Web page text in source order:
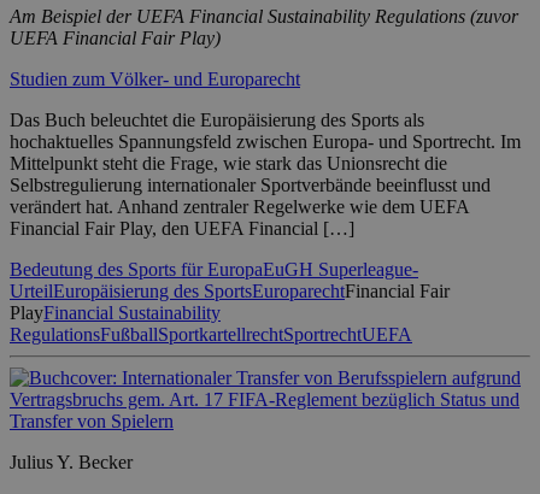
Am Beispiel der UEFA Financial Sustainability Regulations (zuvor
UEFA Financial Fair Play)
Studien zum Völker- und Europarecht
Das Buch beleuchtet die Europäisierung des Sports als
hochaktuelles Spannungsfeld zwischen Europa- und Sportrecht. Im
Mittelpunkt steht die Frage, wie stark das Unionsrecht die
Selbstregulierung internationaler Sportverbände beeinflusst und
verändert hat. Anhand zentraler Regelwerke wie dem UEFA
Financial Fair Play, den UEFA Financial […]
Bedeutung des Sports für EuropaEuGH Superleague-
UrteilEuropäisierung des SportsEuroparechtFinancial Fair
PlayFinancial Sustainability
RegulationsFußballSportkartellrechtSportrechtUEFA
Julius Y. Becker